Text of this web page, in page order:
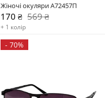
Жіночі окуляри А72457П
170 ₴ 569 ₴
+ 1 колір
- 70%